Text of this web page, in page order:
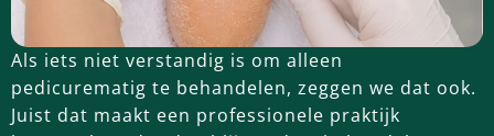
Als iets niet verstandig is om alleen
pedicurematig te behandelen, zeggen we dat ook.
Juist dat maakt een professionele praktijk